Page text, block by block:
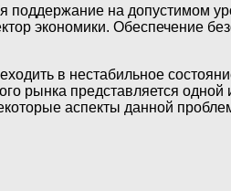
на допустимом
экономики. Обеспечение
в нестабильное
рынка представляется
аспекты данной